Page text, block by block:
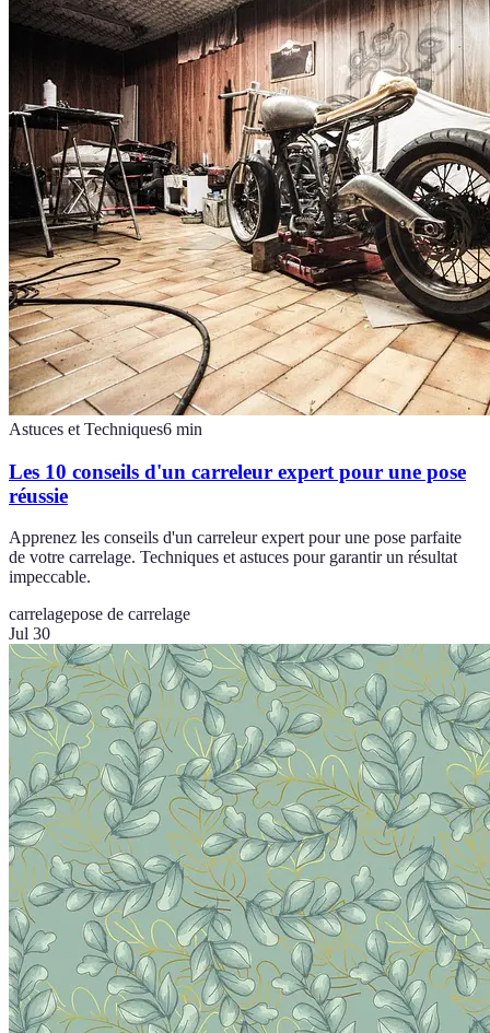
Astuces et Techniques6 min
Les 10 conseils d'un carreleur expert pour une pose
réussie
Apprenez les conseils d'un carreleur expert pour une pose parfaite
de votre carrelage. Techniques et astuces pour garantir un résultat
impeccable.
carrelagepose de carrelage
Jul 30